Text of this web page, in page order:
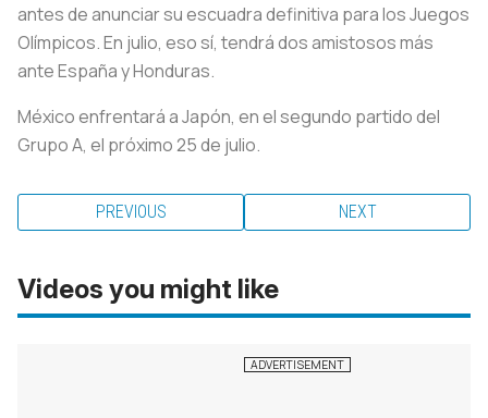
antes de anunciar su escuadra definitiva para los Juegos
Olímpicos. En julio, eso sí, tendrá dos amistosos más
ante España y Honduras.
México enfrentará a Japón, en el segundo partido del
Grupo A, el próximo 25 de julio.
PREVIOUS NEXT
Videos you might like